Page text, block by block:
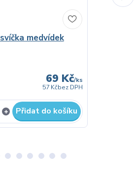
medvídek
69 Kč/ks
57 Kčbez DPH
Přidat do košíku